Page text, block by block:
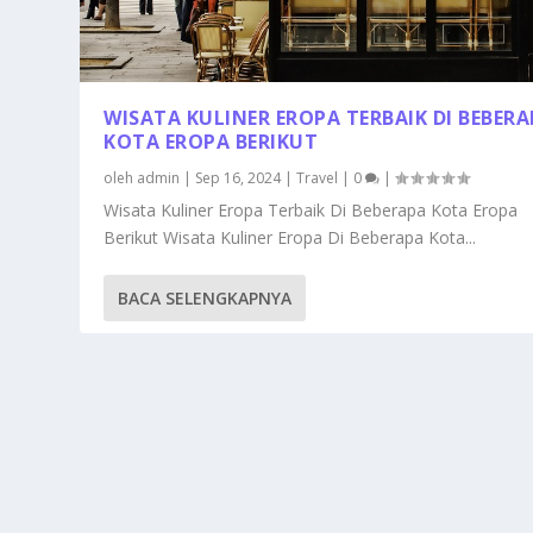
WISATA KULINER EROPA TERBAIK DI
KOTA EROPA BERIKUT
oleh admin | Sep 16, 2024|Travel | 0 |
Wisata Kuliner Eropa Terbaik Di Beberapa Kota Eropa
Berikut Wisata Kuliner Eropa Di Beberapa Kota...
BACA SELENGKAPNYA